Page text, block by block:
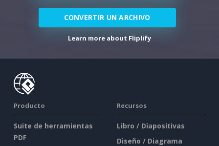
CONVERTIR UN ARCHIVO
Learn more about Fliplify
Producto
Suite de herramientas
PDF
Recursos
Libro / Diapositivas
Diseño / Diagrama